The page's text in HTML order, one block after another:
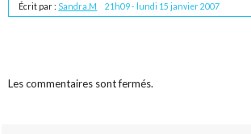
Écrit par : Sandra.M 21h09- lundi 15 janvier 2007
Les commentaires sont fermés.